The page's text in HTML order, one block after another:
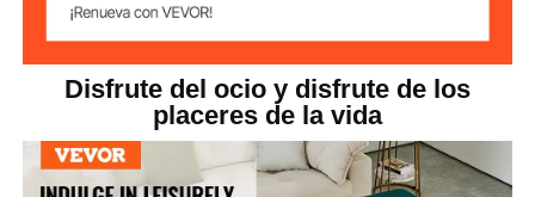
Disfrute del ocio y disfrute de los
placeres de la vida